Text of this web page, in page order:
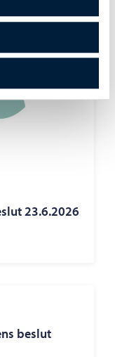
23.6.2026
beslut